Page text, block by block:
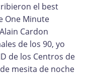
el best
One Minute
Cardon
de los 90, yo
de los Centros de
mesita de noche